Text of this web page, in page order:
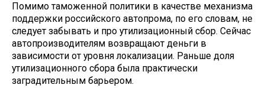
Помимо таможенной политики в качестве механизма
поддержки российского автопрома, по его словам, не
следует забывать и про утилизационный сбор. Сейчас
автопроизводителям возвращают деньги в
зависимости от уровня локализации. Раньше доля
утилизационного сбора была практически
заградительным барьером.